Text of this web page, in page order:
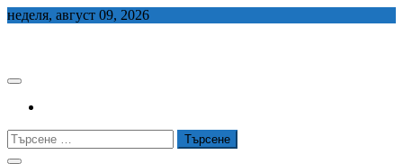
Skip
неделя, август 09, 2026
Търсене
за: